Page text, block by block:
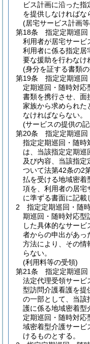
ビス計画に沿った
を提供しなければな
(居宅サービス計画
第18条
指定定期巡回
利用者が居宅サービ
利用者に係る指定居
要な援助を行わなけ
(身分を証する書類
第19条
指定定期巡回
定期巡回・随時対応
書類を携行させ、面
家族から求められた
なければならない。
(サービスの提供の
第20条
指定定期巡回
指定定期巡回・随時
は、当該指定定期巡
及び内容、当該指定
ついて法第42条の2
払を受ける地域密着
項を、利用者の居宅
に準ずる書面に記載
2
指定定期巡回・随
期巡回・随時対応型
した具体的なサー
者からの申出があっ
方法により、その情
らない。
(利用料等の受領)
第21条
指定定期巡回
法定代理受領サービ
型訪問介護看護を提
の一部として、当該
護に係る地域密着型
定期巡回・随時対応
域密着型介護サービ
けるものとする。